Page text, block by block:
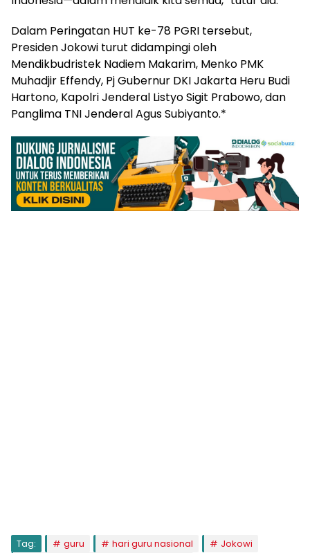
Dalam Peringatan HUT ke-78 PGRI tersebut,
Presiden Jokowi turut didampingi oleh
Mendikbudristek Nadiem Makarim, Menko PMK
Muhadjir Effendy, Pj Gubernur DKI Jakarta Heru Budi
Hartono, Kapolri Jenderal Listyo Sigit Prabowo, dan
Panglima TNI Jenderal Agus Subiyanto.*
Tag: guru hari guru nasional
Jokowi